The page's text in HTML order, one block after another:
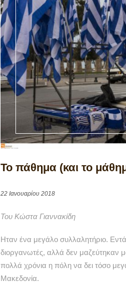
Το πάθημα (και το
22 Ιανουαρίου 2018
Του Κώστα Γιαννακίδη
Ηταν ένα μεγάλο συλλαλητήριο.
διοργανωτές, αλλά δεν μαζεύτηκαν
πολλά χρόνια η πόλη να δει τόσο
Μακεδονία.